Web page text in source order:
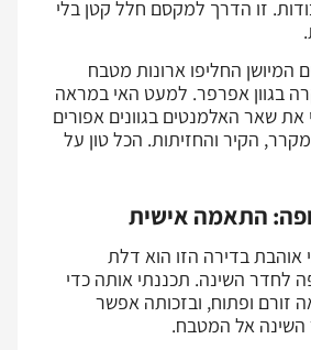
זו הדרך למקסם חלל קטן בלי
המיושן החליפו ארונות מטבח
בגוון אפרפר. למעט האי במראה
שאר האלמנטים בגוונים אפורים
הקיר והחזיתות. הכל טון על
התאמה אישית
אוהבת בדירה הזו הוא דלת
לחדר השינה. תכננתי אותה כדי
זורם ופתוח, ובזכותה אפשר
אל המטבח.